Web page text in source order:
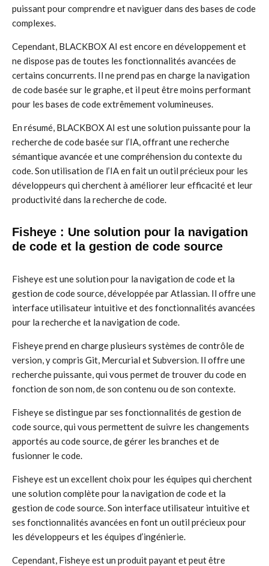
puissant pour comprendre et naviguer dans des bases de code
complexes.
Cependant, BLACKBOX AI est encore en développement et
ne dispose pas de toutes les fonctionnalités avancées de
certains concurrents. Il ne prend pas en charge la navigation
de code basée sur le graphe, et il peut être moins performant
pour les bases de code extrêmement volumineuses.
En résumé, BLACKBOX AI est une solution puissante pour la
recherche de code basée sur l’IA, offrant une recherche
sémantique avancée et une compréhension du contexte du
code. Son utilisation de l’IA en fait un outil précieux pour les
développeurs qui cherchent à améliorer leur efficacité et leur
productivité dans la recherche de code.
Fisheye : Une solution pour la navigation
de code et la gestion de code source
Fisheye est une solution pour la navigation de code et la
gestion de code source, développée par Atlassian. Il offre une
interface utilisateur intuitive et des fonctionnalités avancées
pour la recherche et la navigation de code.
Fisheye prend en charge plusieurs systèmes de contrôle de
version, y compris Git, Mercurial et Subversion. Il offre une
recherche puissante, qui vous permet de trouver du code en
fonction de son nom, de son contenu ou de son contexte.
Fisheye se distingue par ses fonctionnalités de gestion de
code source, qui vous permettent de suivre les changements
apportés au code source, de gérer les branches et de
fusionner le code.
Fisheye est un excellent choix pour les équipes qui cherchent
une solution complète pour la navigation de code et la
gestion de code source. Son interface utilisateur intuitive et
ses fonctionnalités avancées en font un outil précieux pour
les développeurs et les équipes d’ingénierie.
Cependant, Fisheye est un produit payant et peut être